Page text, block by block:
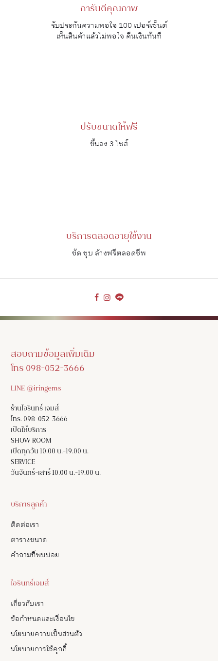
การันตีคุณภาพ
รับประกันความพอใจ 100 เปอร์เซ็นต์
เห็นสินค้าแล้วไม่พอใจ คืนเงินทันที
ปรับขนาดให้ฟรี
ขึ้นลง 3 ไซส์
บริการตลอดอายุใช้งาน
ขัด ชุบ ล้างฟรีตลอดชีพ
สอบถามข้อมูลเพิ่มเติม
โทร 098-052-3666
LINE @iringems
ร้านไอรินทร์ เจมส์
โทร. 098-052-3666
เปิดให้บริการ
SHOW ROOM
เปิดทุกวัน 10.00 น.-19.00 น.
SERVICE
วันจันทร์-เสาร์ 10.00 น.-19.00 น.
บริการลูกค้า
ติดต่อเรา
ตารางขนาด
คำถามที่พบบ่อย
ไอรินทร์เจมส์
เกี่ยวกับเรา
ข้อกำหนดและเงื่อนไข
นโยบายความเป็นส่วนตัว
นโยบายการใช้คุกกี้